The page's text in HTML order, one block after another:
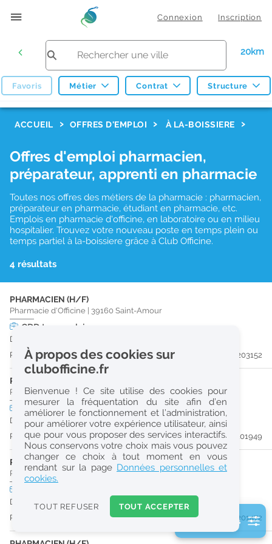
Connexion Inscription
20km
Favoris Métier Contrat Structure
Réinitialiser
2
0
k
Consulter les offres de la France d'outre-mer
ACCUEIL OFFRES D'EMPLOI À LA-BOISSIERE
Offres d'emploi pharmacien,
préparateur, apprenti en pharmacie
Toutes nos offres des métiers de la pharmacie : pharmacien,
préparateur en pharmacie, étudiant en pharmacie, etc.
Emplois en pharmacie d'officine, en laboratoire ou en milieu
hospitalier. Trouvez votre nouveau poste en temps plein ou
temps partiel à la-boissiere grâce à Club Officine.
4 résultats
PHARMACIEN (H/F)
Pharmacie d'Officine 39160 Saint-Amour
CDD temps plein
Du 18/08/26 au 07/12/26
Publiée il y a 19 jour(s)
#203152
PHARMACIEN (H/F)
Pharmacie d'Officine|39190 Cousance
CDD temps plein
Du 29/08/26 au 24/02/27
Publiée il y a 34 jour(s)
#201949
PRÉPARATEUR EN PHARMACIE (H/F)
Pharmacie d'Officine 39190 Cousance
Du 30/08/26 au 25/02/27
Publiée il y a 34 jour(s)
#201472
2 filtre(s) actifs
À propos des cookies sur
clubofficine.fr
Bienvenue ! Ce site utilise des cookies pour
mesurer la fréquentation du site afin d’en
améliorer le fonctionnement et l’administration,
pour améliorer votre expérience utilisateur, ainsi
que pour vous proposer des services interactifs.
Nous conservons votre choix mais vous pouvez
changer ce choix à tout moment en vous
rendant sur la page Données personnelles et
cookies.
TOUT REFUSER TOUT ACCEPTER